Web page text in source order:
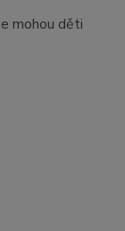
mohou děti